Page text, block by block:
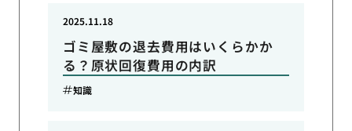
ゴミ屋敷の退去費用はいくらかか
る？原状回復費用の内訳
2025.11.18
知識